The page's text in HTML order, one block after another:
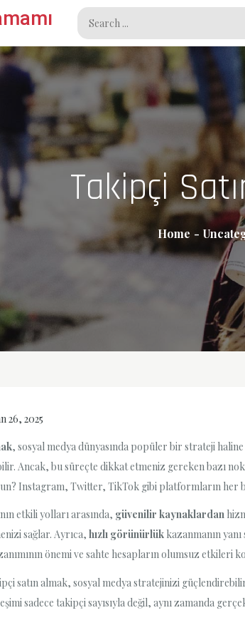
Search
for:
Takipçi
Home
26, 2025
, sosyal medya dünyasında popüler bir strateji
Ancak, bu süreçte dikkat etmeniz gereken bazı
Instagram, Twitter, TikTok gibi platformların her
etkili yolları arasında, güvenilir kaynaklardan
sağlar. Ayrıca, hızlı görünürlük kazanmanın
önemi ve sahte hesapların olumsuz etkileri
satın almak, sosyal medya stratejinizi
sadece takipçi sayısıyla değil, aynı zamanda